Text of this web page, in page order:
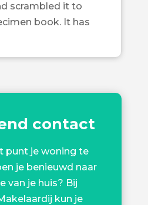
scrambled it to
book. It has
contact
punt je woning te
je benieuwd naar
van je huis? Bij
kun je